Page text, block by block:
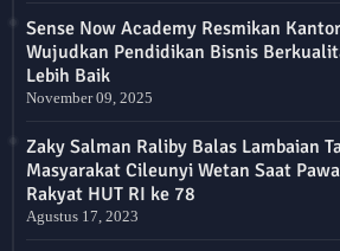
Sense Now Academy Resmikan
Wujudkan Pendidikan Bisnis
Lebih Baik
November 09, 2025
Zaky Salman Raliby Balas Lambaian
Masyarakat Cileunyi Wetan Saat
Rakyat HUT RI ke 78
Agustus 17, 2023